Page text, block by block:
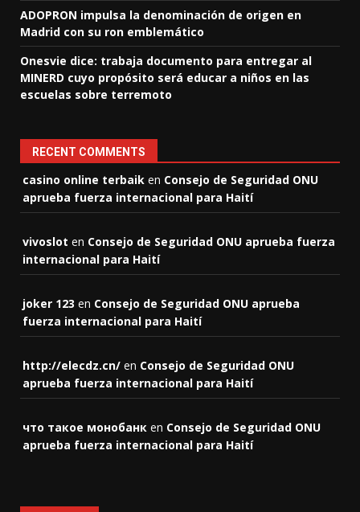
ADOPRON impulsa la denominación de origen en
Madrid con su ron emblemático
Onesvie dice: trabaja documento para entregar al
MINERD cuyo propósito será educar a niños en las
escuelas sobre terremoto
RECENT COMMENTS
casino online terbaik en Consejo de Seguridad ONU
aprueba fuerza internacional para Haití
vivoslot en Consejo de Seguridad ONU aprueba fuerza
internacional para Haití
joker 123 en Consejo de Seguridad ONU aprueba
fuerza internacional para Haití
http://elecdz.cn/ en Consejo de Seguridad ONU
aprueba fuerza internacional para Haití
что такое монобанк en Consejo de Seguridad ONU
aprueba fuerza internacional para Haití